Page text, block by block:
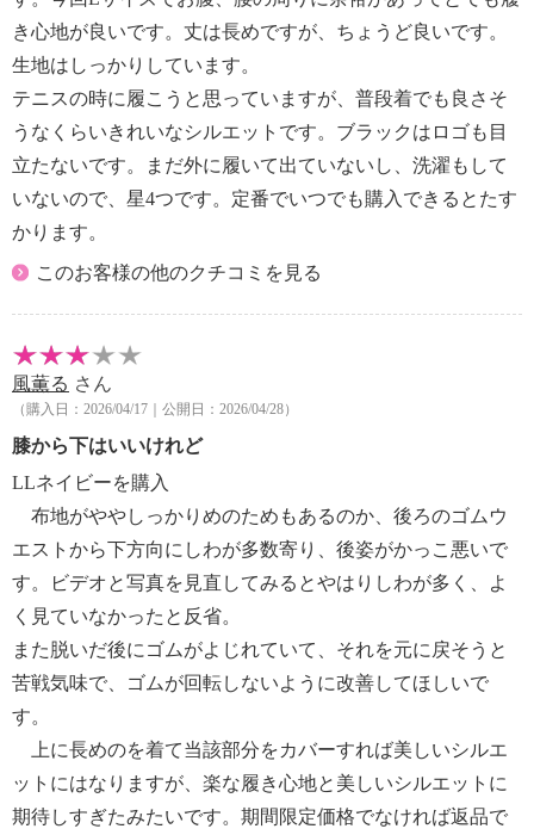
き心地が良いです。丈は長めですが、ちょうど良いです。
生地はしっかりしています。
テニスの時に履こうと思っていますが、普段着でも良さそ
うなくらいきれいなシルエットです。ブラックはロゴも目
立たないです。まだ外に履いて出ていないし、洗濯もして
いないので、星4つです。定番でいつでも購入できるとたす
かります。
このお客様の他のクチコミを見る
風薫る さん
（購入日：2026/04/17｜公開日：2026/04/28）
膝から下はいいけれど
LLネイビーを購入
布地がややしっかりめのためもあるのか、後ろのゴムウ
エストから下方向にしわが多数寄り、後姿がかっこ悪いで
す。ビデオと写真を見直してみるとやはりしわが多く、よ
く見ていなかったと反省。
また脱いだ後にゴムがよじれていて、それを元に戻そうと
苦戦気味で、ゴムが回転しないように改善してほしいで
す。
上に長めのを着て当該部分をカバーすれば美しいシルエ
ットにはなりますが、楽な履き心地と美しいシルエットに
期待しすぎたみたいです。期間限定価格でなければ返品で